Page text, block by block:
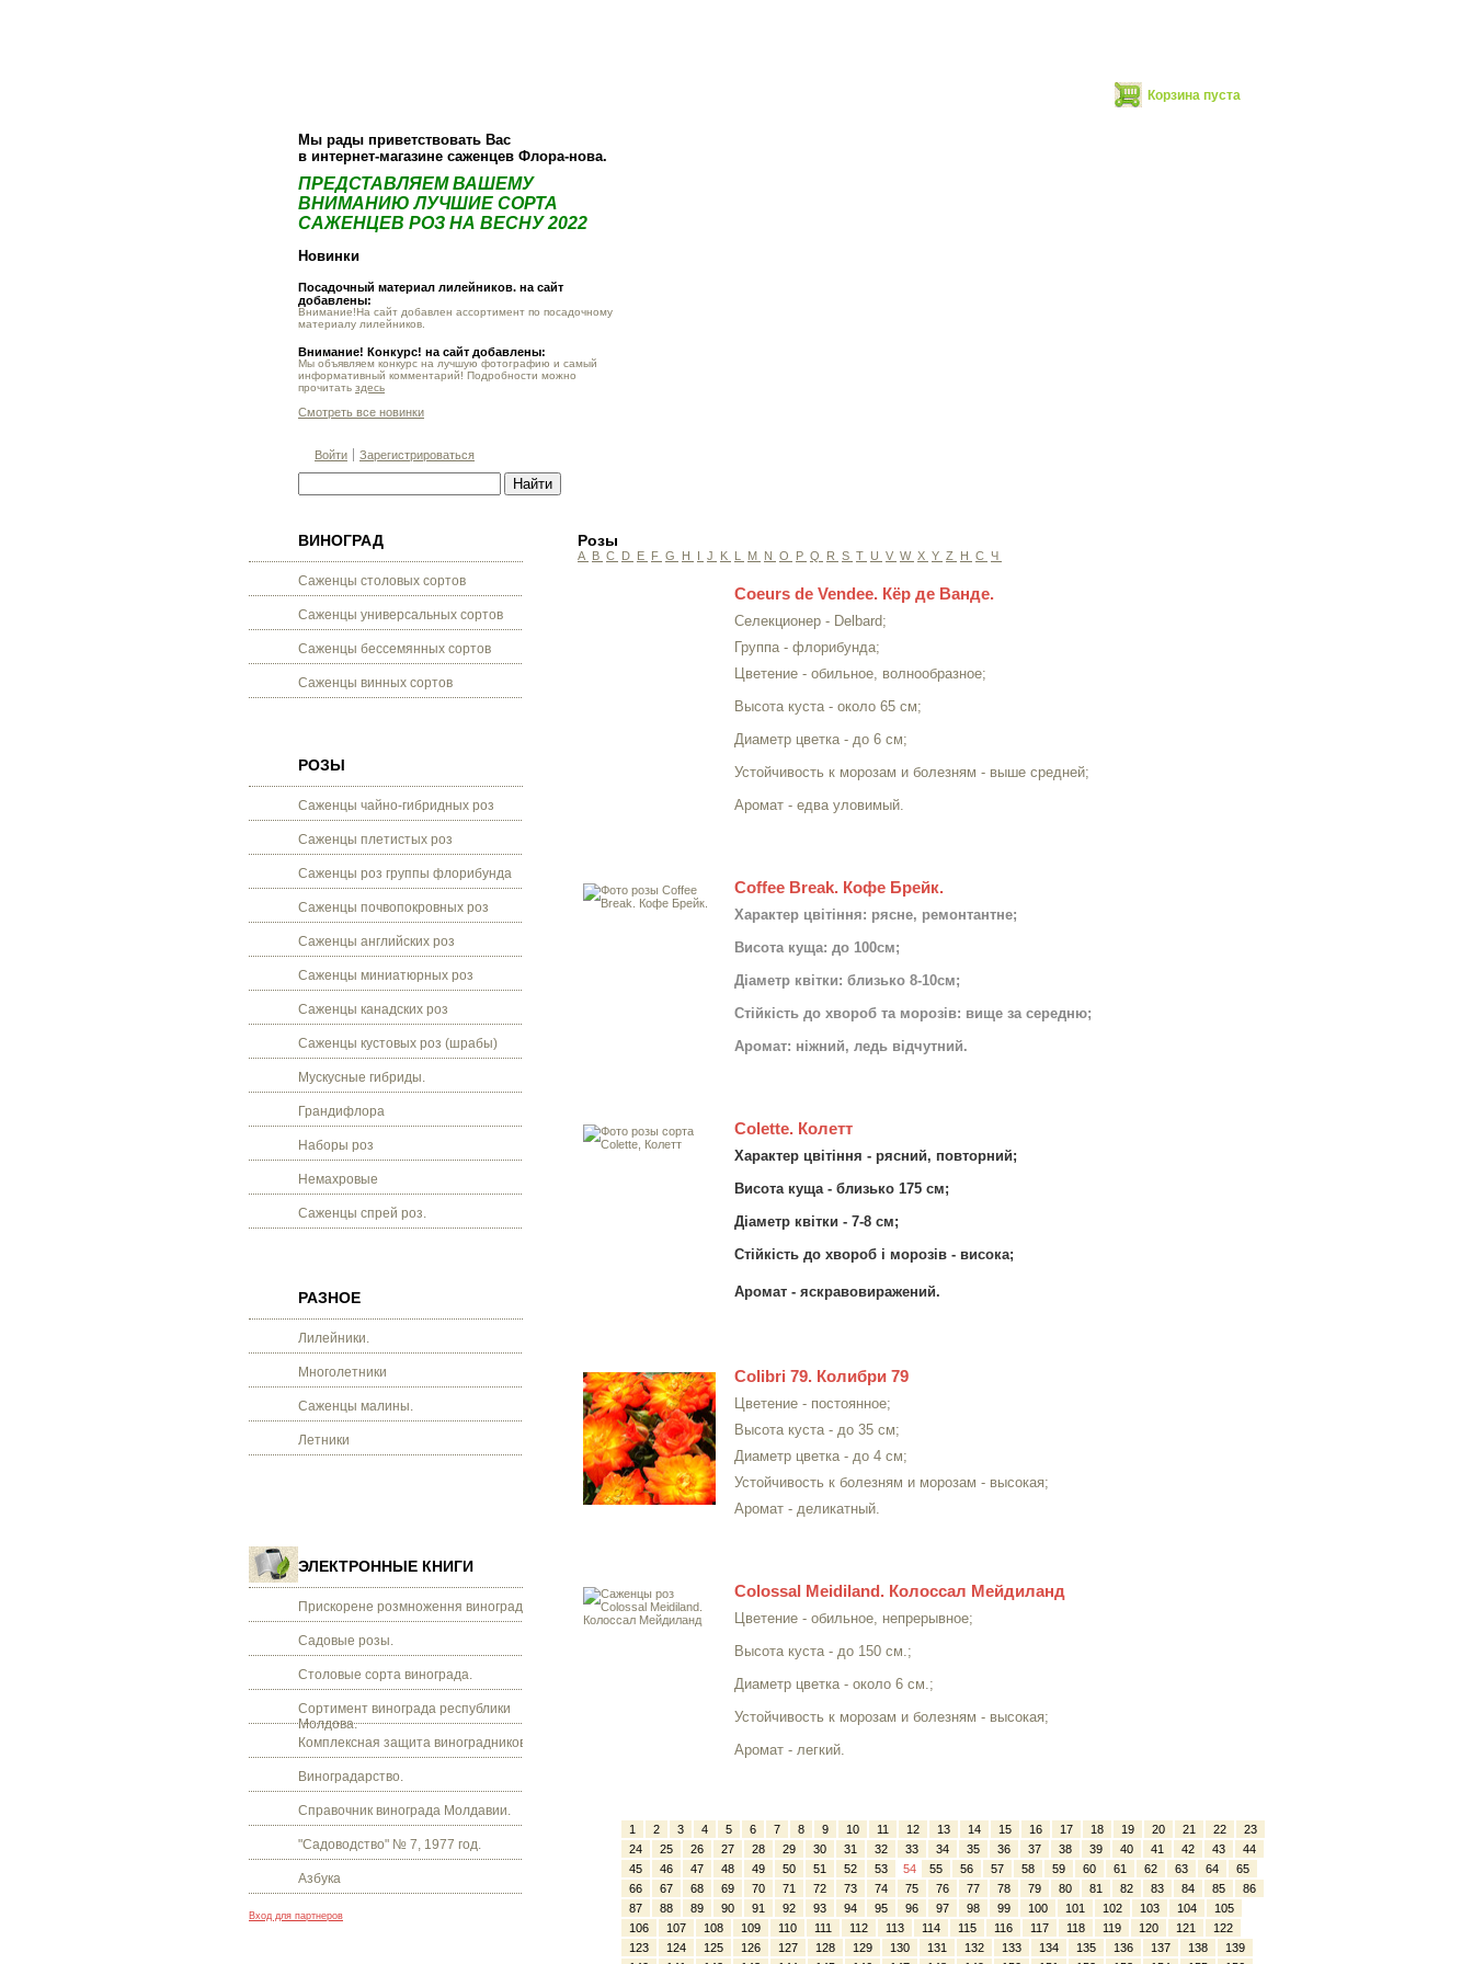
Корзина пуста
Мы рады приветствовать Вас
в интернет-магазине саженцев Флора-нова.
ПРЕДСТАВЛЯЕМ ВАШЕМУ
ВНИМАНИЮ ЛУЧШИЕ СОРТА
САЖЕНЦЕВ РОЗ НА ВЕСНУ 2022
Новинки
Посадочный материал лилейников. на сайт
добавлены:
Внимание!На сайт добавлен ассортимент по посадочному
материалу лилейников.
Внимание! Конкурс! на сайт добавлены:
Мы объявляем конкурс на лучшую фотографию и самый
информативный комментарий! Подробности можно
прочитать здесь
Смотреть все новинки
Войти Зарегистрироваться
ВИНОГРАД
Саженцы столовых сортов
Саженцы универсальных сортов
Саженцы бессемянных сортов
Саженцы винных сортов
РОЗЫ
Саженцы чайно-гибридных роз
Саженцы плетистых роз
Саженцы роз группы флорибунда
Саженцы почвопокровных роз
Саженцы английских роз
Саженцы миниатюрных роз
Саженцы канадских роз
Саженцы кустовых роз (шрабы)
Мускусные гибриды.
Грандифлора
Наборы роз
Немахровые
Саженцы спрей роз.
РАЗНОЕ
Лилейники.
Многолетники
Саженцы малины.
Летники
ЭЛЕКТРОННЫЕ КНИГИ
Прискорене розмноження винограду.
Садовые розы.
Столовые сорта винограда.
Сортимент винограда республики
Молдова.
Комплексная защита виноградников.
Виноградарство.
Справочник винограда Молдавии.
"Садоводство" № 7, 1977 год.
Азбука
Вход для партнеров
Розы
A B C D E F G H I J K L M N O P Q R S T U V W X Y Z Н С Ч
Coeurs de Vendee. Кёр де Ванде.
Селекционер - Delbard;
Группа - флорибунда;
Цветение - обильное, волнообразное;
Высота куста - около 65 см;
Диаметр цветка - до 6 см;
Устойчивость к морозам и болезням - выше средней;
Аромат - едва уловимый.
Coffee Break. Кофе Брейк.
Характер цвітіння: рясне, ремонтантне;
Висота куща: до 100см;
Діаметр квітки: близько 8-10см;
Стійкість до хвороб та морозів: вище за середню;
Аромат: ніжний, ледь відчутний.
Colette. Колетт
Характер цвітіння - рясний, повторний;
Висота куща - близько 175 см;
Діаметр квітки - 7-8 см;
Стійкість до хвороб і морозів - висока;
Аромат - яскравовиражений.
Colibri 79. Колибри 79
Цветение - постоянное;
Высота куста - до 35 см;
Диаметр цветка - до 4 см;
Устойчивость к болезням и морозам - высокая;
Аромат - деликатный.
Colossal Meidiland. Колоссал Мейдиланд
Цветение - обильное, непрерывное;
Высота куста - до 150 см.;
Диаметр цветка - около 6 см.;
Устойчивость к морозам и болезням - высокая;
Аромат - легкий.
1 2 3 4 5 6 7 8 9 10 11 12 13 14 15 16 17 18 19 20 21 22
23
24
25 26 27 28 29 30 31 32 33 34 35 36 37 38 39 40 41 42 43
44
45
46 47 48 49 50 51 52 53 54 55 56 57 58 59 60 61 62 63 64
65
66
67 68 69 70 71 72 73 74 75 76 77 78 79 80 81 82 83 84 85
86
87
88 89 90 91 92 93 94 95 96 97 98 99 100 101 102 103 104
105
106
107 108 109 110 111 112 113 114 115 116 117 118 119 120 121
122
123
124 125 126 127 128 129 130 131 132 133 134 135 136 137 138
139